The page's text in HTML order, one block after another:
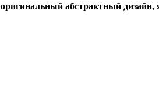
оригинальный абстрактный дизайн,